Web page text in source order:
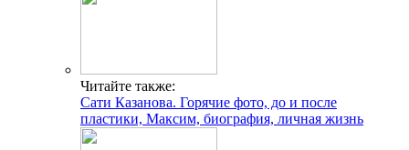
Читайте также:
Сати Казанова. Горячие фото, до и после
пластики, Максим, биография, личная жизнь